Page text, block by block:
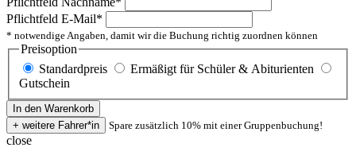
Pflichtfeld E-Mail*
* notwendige Angaben, damit wir die Buchung richtig zuordnen können
Preisoption
Standardpreis
Ermäßigt für Schüler & Abiturienten
Gutschein
Spare zusätzlich 10% mit einer Gruppenbuchung!
close